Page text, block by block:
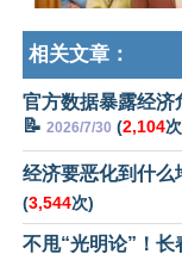
相关文章：
官方数据暴露经济
📝 2026/7/30 (2,104
经济要恶化到什么
(3,544次)
不甩“光明论”！